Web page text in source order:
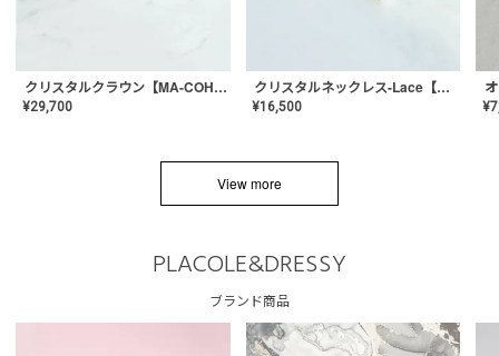
クリスタルクラウン【MA-COHD-01】韓国風クラウン/ウェディングクラウン/ティアラ
¥29,700
クリスタルネックレス-Lace【MA-CONL-02】
¥16,500 ¥
View more
PLACOLE&DRESSY
ブランド商品